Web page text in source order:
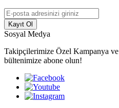
Kayıt Ol
Sosyal Medya
Takipçilerimize Özel Kampanya
bültenimize abone olun!